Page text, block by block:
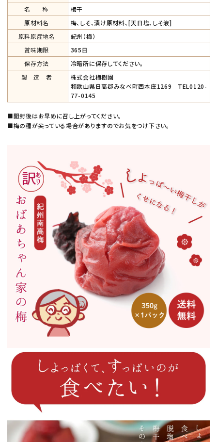
名 称
梅干
原材料名
梅、しそ、漬け原材料、[天日塩、しそ液]
原料原産地名
紀州（梅）
賞味期限
365日
保存方法
冷暗所に保存してください。
製 造 者
株式会社梅樹園
和歌山県日高郡みなべ町西本庄1269 TEL0120-
77-0145
■開封後はお早めに召し上がってください。
■梅の種が尖っている場合がありますのでお気をつけ下さい。